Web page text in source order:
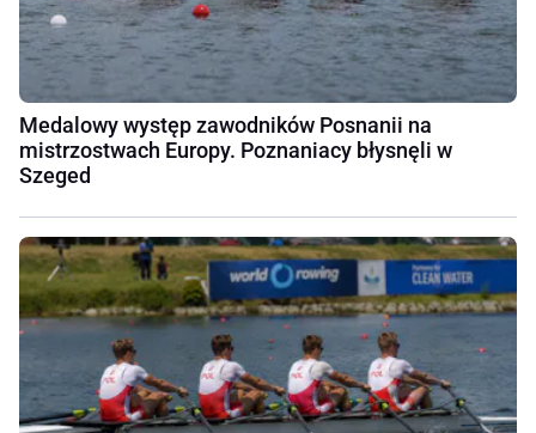
Medalowy występ zawodników Posnanii na
mistrzostwach Europy. Poznaniacy błysnęli w
Szeged